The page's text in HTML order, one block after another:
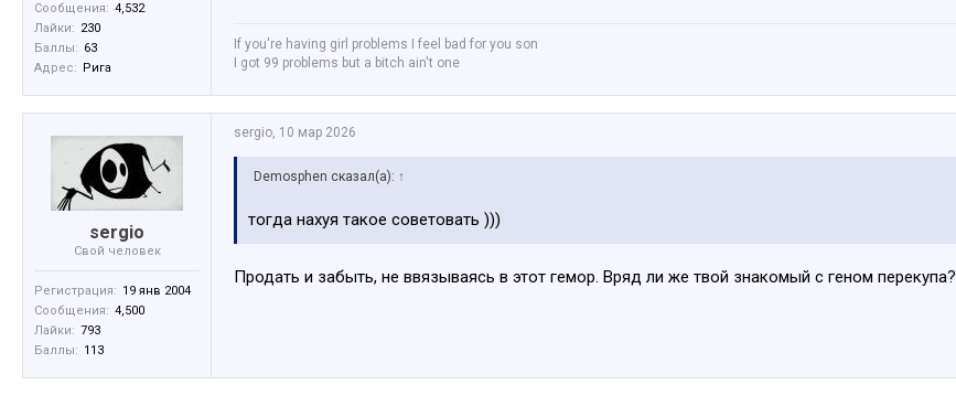
Сообщения: 4,532
Лайки: 230
Баллы: 63
Адрес: Рига
If you're having girl problems I feel bad for you son
I got 99 problems but a bitch ain't one
sergio
Свой человек
Регистрация: 19 янв 2004
Сообщения: 4,500
Лайки: 793
Баллы: 113
sergio, 10 мар 2026
Demosphen сказал(а): ↑
тогда нахуя такое советовать )))
Продать и забыть, не ввязываясь в этот гемор. Вряд ли же твой знакомый с геном перекупа?